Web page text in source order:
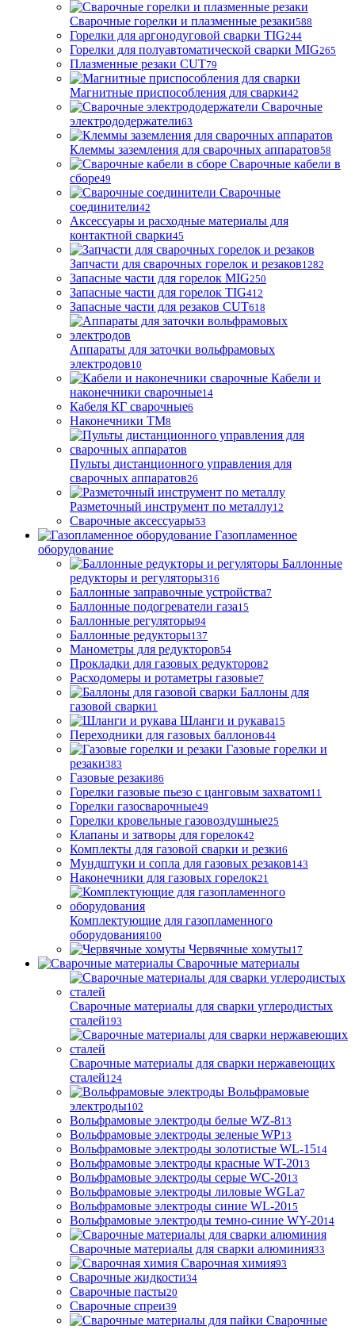
Сварочные горелки и плазменные резаки588
Горелки для аргонодуговой сварки TIG244
Горелки для полуавтоматической сварки MIG265
Плазменные резаки CUT79
Магнитные приспособления для сварки42
Сварочные
электрододержатели63
Клеммы заземления для сварочных аппаратов58
Сварочные кабели в
сборе49
Сварочные
соединители42
Аксессуары и расходные материалы для
контактной сварки45
Запчасти для сварочных горелок и резаков1282
Запасные части для горелок MIG250
Запасные части для горелок TIG412
Запасные части для резаков CUT618
Аппараты для заточки вольфрамовых
электродов10
Кабели и
наконечники сварочные14
Кабеля КГ сварочные6
Наконечники ТМ8
Пульты дистанционного управления для
сварочных аппаратов26
Разметочный инструмент по металлу12
Сварочные аксессуары53
Газопламенное
оборудование
Баллонные
редукторы и регуляторы316
Баллонные заправочные устройства7
Баллонные подогреватели газа15
Баллонные регуляторы94
Баллонные редукторы137
Манометры для редукторов54
Прокладки для газовых редукторов2
Расходомеры и ротаметры газовые7
Баллоны для
газовой сварки1
Шланги и рукава15
Переходники для газовых баллонов44
Газовые горелки и
резаки383
Газовые резаки86
Горелки газовые пьезо с цанговым захватом11
Горелки газосварочные49
Горелки кровельные газовоздушные25
Клапаны и затворы для горелок42
Комплекты для газовой сварки и резки6
Мундштуки и сопла для газовых резаков143
Наконечники для газовых горелок21
Комплектующие для газопламенного
оборудования100
Червячные хомуты17
Сварочные материалы
Сварочные материалы для сварки углеродистых
сталей193
Сварочные материалы для сварки нержавеющих
сталей124
Вольфрамовые
электроды102
Вольфрамовые электроды белые WZ-813
Вольфрамовые электроды зеленые WP13
Вольфрамовые электроды золотистые WL-1514
Вольфрамовые электроды красные WT-2013
Вольфрамовые электроды серые WC-2013
Вольфрамовые электроды лиловые WGLa7
Вольфрамовые электроды синие WL-2015
Вольфрамовые электроды темно-синие WY-2014
Сварочные материалы для сварки алюминия33
Сварочная химия93
Сварочные жидкости34
Сварочные пасты20
Сварочные спреи39
Сварочные